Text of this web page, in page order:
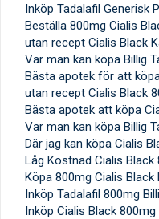
Inköp Tadalafil Generisk
Beställa 800mg Cialis
utan recept Cialis Black
Var man kan köpa Billig
Bästa apotek för att
utan recept Cialis Black
Bästa apotek att köpa
Var man kan köpa Billig
Där jag kan köpa Cialis
Låg Kostnad Cialis Black
Köpa 800mg Cialis Black
Inköp Tadalafil 800mg
Inköp Cialis Black 800mg